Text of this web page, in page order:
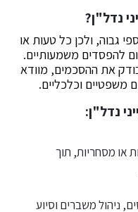
נדל"ן?
גבוה, ולכן כל טעות או
להפסדים משמעותיים.
את ההסכמים, מוודא
משפטיים וכלכליים.
נדל"ן:
או מסחריות, תוך
ניהול משברים וסיוע